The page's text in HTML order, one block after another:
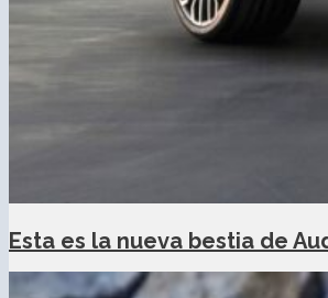
Esta es la nueva bestia de